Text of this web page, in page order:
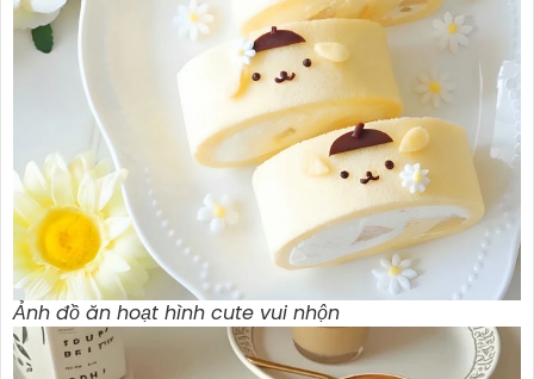
Ảnh đồ ăn hoạt hình cute vui nhộn